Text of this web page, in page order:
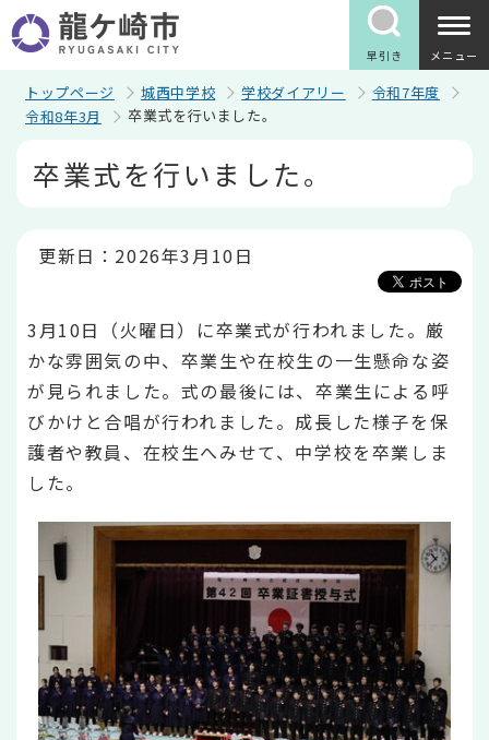
の
ペ
早引き メニュー
トップページ 城西中学校 学校ダイアリー
令和7年度
令和8年3月
卒業式を行いました。
卒業式を行いました。
更新日：2026年3月10日
3月10日（火曜日）に卒業式が行われました。厳
かな雰囲気の中、卒業生や在校生の一生懸命な姿
が見られました。式の最後には、卒業生による呼
びかけと合唱が行われました。成長した様子を保
護者や教員、在校生へみせて、中学校を卒業しま
した。